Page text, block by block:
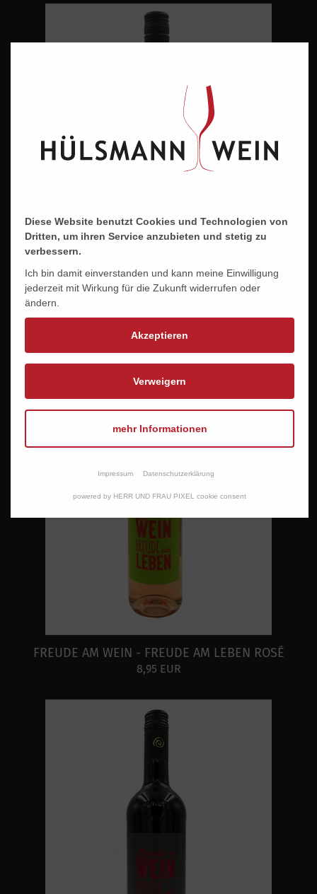
FREUDE AM WEIN - FREUDE AM LEBEN WEISS
7,95 EUR
FREUDE AM WEIN - FREUDE AM LEBEN ROSÉ
8,95 EUR
Diese Website benutzt Cookies und Technologien von
Dritten, um ihren Service anzubieten und stetig zu
verbessern.
Ich bin damit einverstanden und kann meine Einwilligung
jederzeit mit Wirkung für die Zukunft widerrufen oder
ändern.
Akzeptieren
Verweigern
mehr Informationen
Impressum Datenschutzerklärung
powered by HERR UND FRAU PIXEL cookie consent